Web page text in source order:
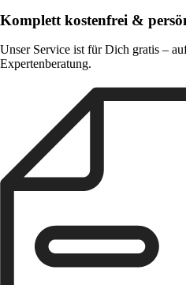
Komplett kostenfrei &
Unser Service ist für Dich gratis –
Expertenberatung.